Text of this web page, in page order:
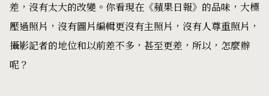
差，沒有太大的改變。你看現在《蘋果日報》的品味，大標
壓過照片，沒有圖片編輯更沒有主照片，沒有人尊重照片，
攝影記者的地位和以前差不多，甚至更差，所以，怎麼辦
呢？